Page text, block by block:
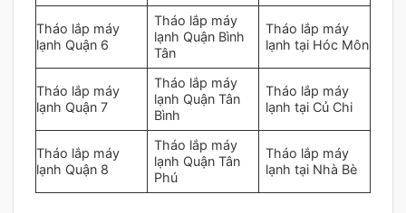
Tháo lắp máy
lạnh Quận 6
Tháo lắp máy
lạnh Quận Bình
Tân
Tháo lắp máy
lạnh tại Hóc Môn
Tháo lắp máy
lạnh Quận 7
Tháo lắp máy
lạnh Quận Tân
Bình
Tháo lắp máy
lạnh tại Củ Chi
Tháo lắp máy
lạnh Quận 8
Tháo lắp máy
lạnh Quận Tân
Phú
Tháo lắp máy
lạnh tại Nhà Bè